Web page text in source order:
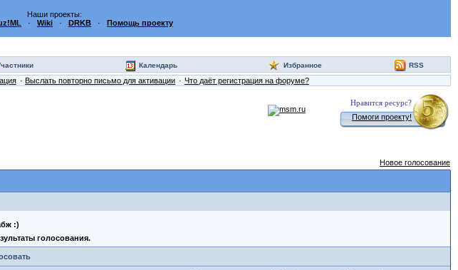
Наши проекты:
· Wiki · DRKB · Помощь проекту
Календарь Избранное RSS
Выслать повторно письмо для активации Что даёт регистрация на форуме?
Нравится ресурс?
Помоги проекту!
Новое голосование
:)
голосования.